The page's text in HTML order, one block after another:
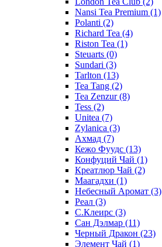
Nansi Tea Premium (1)
Polanti (2)
Richard Tea (4)
Riston Tea (1)
Steuarts (0)
Sundari (3)
Tarlton (13)
Tea Tang (2)
Tea Zenzur(8)
Tess (2)
Unitea (7)
Zylanica (3)
Ахмад (7)
Кежо Фуудс (13)
Конфуций Чай (1)
Креатлюр Чай (2)
Маагадхи (1)
Небесный Аромат (3)
Реал (3)
С.Клеирс (3)
Сан Дэлмар (11)
Черный Дракон (23)
Элемент Чай (1)